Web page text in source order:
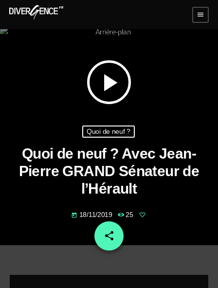
menu
play_arrow
Quoi de neuf ?
Quoi de neuf ? Avec Jean-
Pierre GRAND Sénateur de
l’Hérault
today 18/11/2019 25
share
email